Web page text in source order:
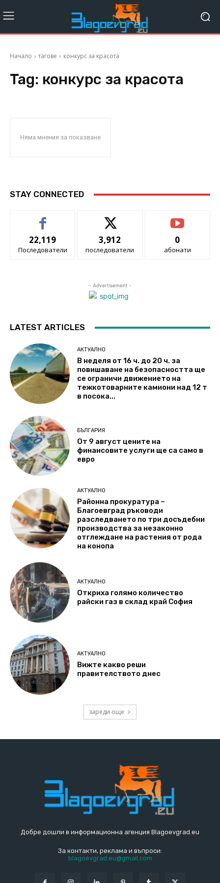
Начало тагове конкурс за красота
Tag: конкурс за красота
Няма мнения за показване
STAY CONNECTED
22,119
Последователи
3,912
последователи
0
абонати
- Advertisement -
LATEST ARTICLES
АКТУАЛНО
В неделя от 16 ч. до 20 ч. за
повишаване на безопасността ще
се ограничи движението на
тежкотоварните камиони над 12 т
в посока...
БЪЛГАРИЯ
От 9 август цените на
финансовите услуги ще са само в
евро
АКТУАЛНО
Районна прокуратура –
Благоевград ръководи
разследването по три досъдебни
производства за незаконно
отглеждане на растения от рода
на конопа
АКТУАЛНО
Откриха голямо количество
райски газ в склад край София
АКТУАЛНО
Вижте какво реши
правителството днес
зареди още
Добре дошли в информационна агенция Blagoevgrad.eu
За контакти, реклама и въпроси:
blagoevgrad.eu@gmail.com